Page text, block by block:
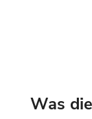
Was